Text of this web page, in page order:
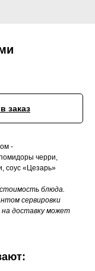
заказ
-
помидоры черри,
соус «Цезарь»
блюда.
сервировки
на доставку может